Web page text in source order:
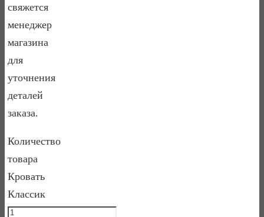
свяжется
менеджер
магазина
для
уточнения
деталей
заказа.
Количество
товара
Кровать
Классик